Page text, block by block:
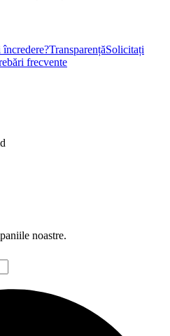
încredere?TransparențăSolicitați
frecvente
noastre.